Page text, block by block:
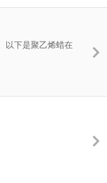
以下是聚乙烯蜡在